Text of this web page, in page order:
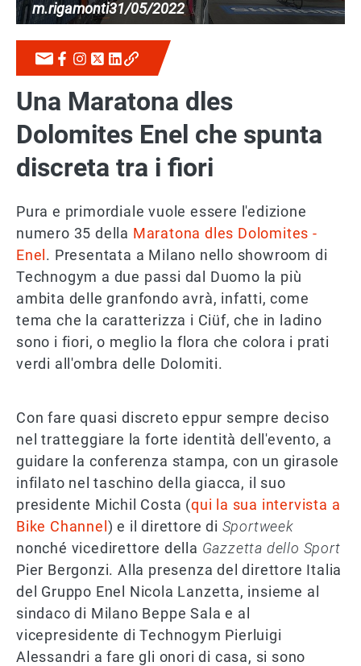
m.rigamonti31/05/2022
Una Maratona dles
Dolomites Enel che spunta
discreta tra i fiori
Pura e primordiale vuole essere l'edizione
numero 35 della Maratona dles Dolomites -
Enel . Presentata a Milano nello showroom di
Technogym a due passi dal Duomo la più
ambita delle granfondo avrà, infatti, come
tema che la caratterizza i Ciüf, che in ladino
sono i fiori, o meglio la flora che colora i prati
verdi all'ombra delle Dolomiti.
Con fare quasi discreto eppur sempre deciso
nel tratteggiare la forte identità dell'evento, a
guidare la conferenza stampa, con un girasole
infilato nel taschino della giacca, il suo
presidente Michil Costa (qui la sua intervista a
Bike Channel ) e il direttore di Sportweek
nonché vicedirettore della Gazzetta dello Sport
Pier Bergonzi. Alla presenza del direttore Italia
del Gruppo Enel Nicola Lanzetta, insieme al
sindaco di Milano Beppe Sala e al
vicepresidente di Technogym Pierluigi
Alessandri a fare gli onori di casa, si sono